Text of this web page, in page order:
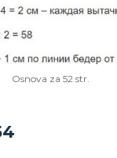
Osnova za 52 str.